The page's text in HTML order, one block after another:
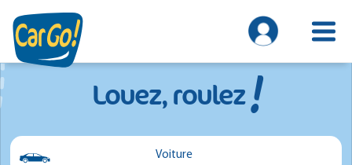
Louez, roulez!
Voiture